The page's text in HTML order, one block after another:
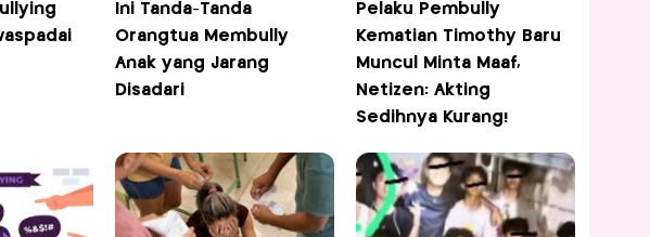
Ini Tanda-Tanda
Orangtua Membully
Anak yang Jarang
Disadari
Pelaku Pembully
Kematian Timothy Baru
Muncul Minta Maaf,
Netizen: Akting
Sedihnya Kurang!